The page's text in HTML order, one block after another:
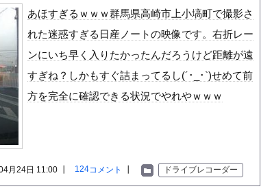
の原因は？ 脳の錯覚と真実
ｗｗｗｗｗ
ィをお楽しみしまくりたいよな！
の炊飯器で草 ほか
17話感想 須藤育登場！ストイックな野球...
ポロリ動画、何故か叩かれる・・・
発表される
売った結果ｗｗｗ」 ほか
ｗｗｗｗｗｗｗ
マホで連絡を取り合い、日中会ったりしてい...
あほすぎるｗｗｗ群馬県高崎市上小塙町で撮影さ
れた迷惑すぎる日産ノートの映像です。右折レー
ンにいち早く入りたかったんだろうけど距離が遠
すぎね？しかもすぐ詰まってるし(´･_･`)せめて前
方を完全に確認できる状況でやれやｗｗｗ
ドライブレコーダー
124コメント
月24日 11:00 ┃